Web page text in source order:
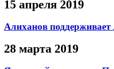
15 апреля 2019
Алиханов
28 марта 2019